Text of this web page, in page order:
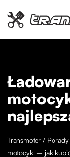
Transmoter /
motocykl – jak